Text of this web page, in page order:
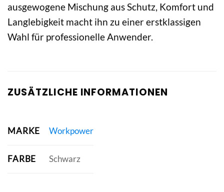
ausgewogene Mischung aus Schutz, Komfort und
Langlebigkeit macht ihn zu einer erstklassigen
Wahl für professionelle Anwender.
ZUSÄTZLICHE INFORMATIONEN
MARKE Workpower
FARBE Schwarz